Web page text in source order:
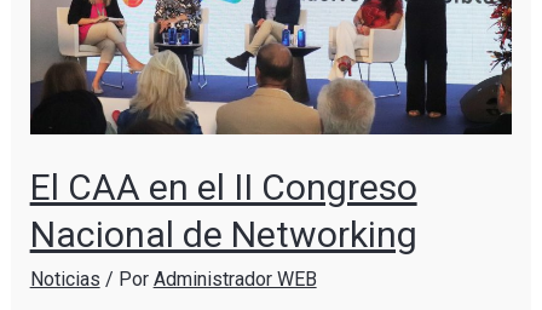
El CAA en el II Congreso
Nacional de Networking
Noticias / Por Administrador WEB